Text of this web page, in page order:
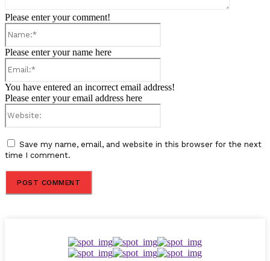
Please enter your comment!
Please enter your name here
You have entered an incorrect email address!
Please enter your email address here
Save my name, email, and website in this browser for the next
time I comment.